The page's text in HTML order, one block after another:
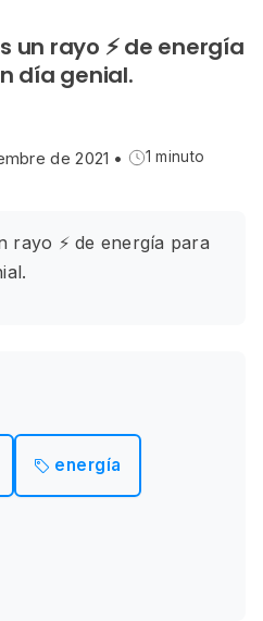
un rayo ⚡ de energía
día genial.
de 2021 • 1 minuto
rayo ⚡ de energía para
energía